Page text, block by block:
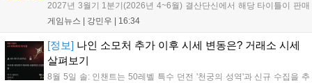
2027년 3월기 1분기(2026년 4~6월) 결산단신에서 해당 타이틀이 판매
를 크게 늘렸다고 밝혔다. 4월 16일 발매된 이 작품은 약 2개월 반 만에
게임뉴스 | 강민우 16:34
[정보] 나인 소모처 추가 이후 시세 변동은? 거래소 시세
살펴보기
8월 5일 솔: 인챈트는 50레벨 특수 던전 '천궁의 성역'과 신규 수집을 추